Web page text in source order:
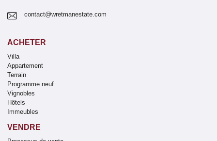
contact@wretmanestate.com
ACHETER
Villa
Appartement
Terrain
Programme neuf
Vignobles
Hôtels
Immeubles
VENDRE